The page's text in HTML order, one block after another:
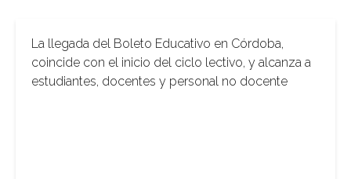
La llegada del Boleto Educativo en Córdoba,
coincide con el inicio del ciclo lectivo, y alcanza a
estudiantes, docentes y personal no docente